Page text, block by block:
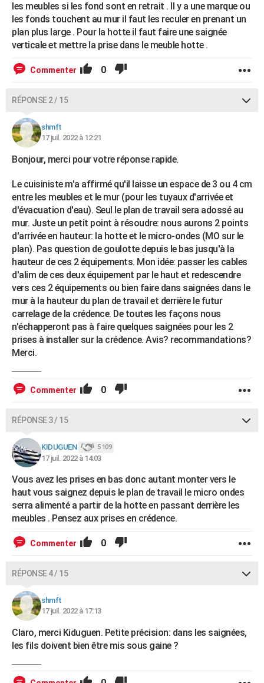
les meubles si les fond sont en retrait . Il y a une marque ou
les fonds touchent au mur il faut les reculer en prenant un
plan plus large . Pour la hotte il faut faire une saignée
verticale et mettre la prise dans le meuble hotte .
Commenter 0
RÉPONSE 2 / 15
shmft
17 juil. 2022 à 12:21
Bonjour, merci pour votre réponse rapide.
Le cuisiniste m'a affirmé qu'il laisse un espace de 3 ou 4 cm
entre les meubles et le mur (pour les tuyaux d'arrivée et
d'évacuation d'eau). Seul le plan de travail sera adossé au
mur. Juste un petit point à résoudre: nous aurons 2 points
d'arrivée en hauteur: la hotte et le micro-ondes (MO sur le
plan). Pas question de goulotte depuis le bas jusqu'à la
hauteur de ces 2 équipements. Mon idée: passer les cables
d'alim de ces deux équipement par le haut et redescendre
vers ces 2 équipements ou bien faire dans saignées dans le
mur à la hauteur du plan de travail et derrière le futur
carrelage de la crédence. De toutes les façons nous
n'échapperont pas à faire quelques saignées pour les 2
prises à installer sur la crédence. Avis? recommandations?
Merci.
Commenter 0
RÉPONSE 3 / 15
KIDUGUEN 5 109
17 juil. 2022 à 14:03
Vous avez les prises en bas donc autant monter vers le
haut vous saignez depuis le plan de travail le micro ondes
serra alimenté a partir de la hotte en passant derrière les
meubles . Pensez aux prises en crédence.
Commenter 0
RÉPONSE 4 / 15
shmft
17 juil. 2022 à 17:13
Claro, merci Kiduguen. Petite précision: dans les saignées,
les fils doivent bien être mis sous gaine ?